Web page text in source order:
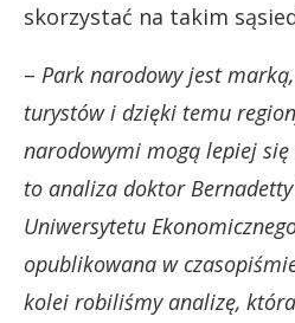
skorzystać na takim
– Park narodowy jest
turystów i dzięki temu
narodowymi mogą lepiej
to analiza doktor
Uniwersytetu
opublikowana w
kolei robiliśmy analizę,